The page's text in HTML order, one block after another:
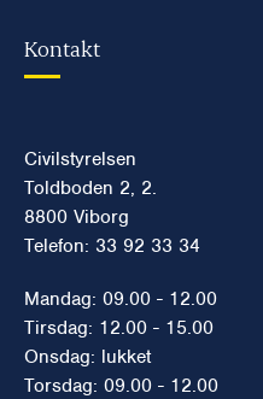
Kontakt
Civilstyrelsen
Toldboden 2, 2.
8800 Viborg
Telefon: 33 92 33 34
Mandag: 09.00 - 12.00
Tirsdag: 12.00 - 15.00
Onsdag: lukket
Torsdag: 09.00 - 12.00